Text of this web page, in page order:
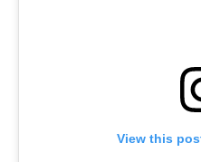
View this